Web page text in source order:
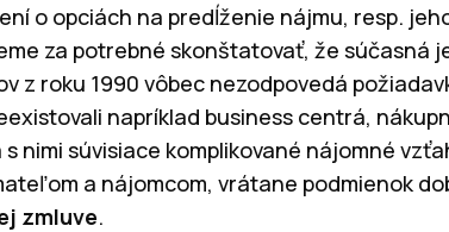
o opciách na predĺženie nájmu, resp.
za potrebné skonštatovať, že súčasná
z roku 1990 vôbec nezodpovedá
napríklad business centrá,
s nimi súvisiace komplikované nájomné
a nájomcom, vrátane podmienok
zmluve.